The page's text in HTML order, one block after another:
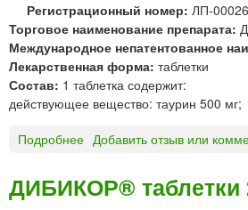
Регистрационный номер: ЛП-
Торговое наименование препарата:
Международное непатентованное
Лекарственная форма: таблетки
Состав: 1 таблетка содержит:
действующее вещество: таурин 500 мг;
Подробнее
И
Б
Добавить отзыв или
ДИБИКОР® таблетки